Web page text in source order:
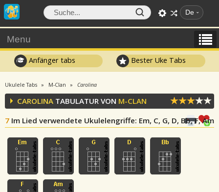
De
Menu
Anfänger tabs Bester Uke Tabs
Ukulele Tabs M-Clan Carolina
CAROLINA TABULATUR VON M-CLAN
7 Im Lied verwendete Ukulelengriffe: Em, C, G, D, Bb, F, Am